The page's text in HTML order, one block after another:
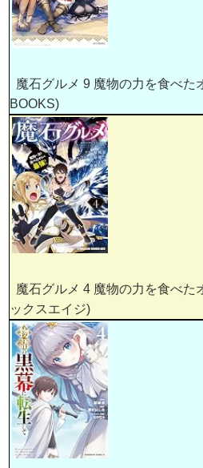
魔石グルメ 9 魔物の力を食べた
BOOKS)
魔石グルメ 4 魔物の力を食べた
ックスエイジ)